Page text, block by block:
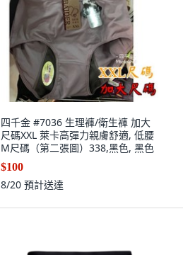
四千金 #7036 生理褲/衛生褲 加大
尺碼XXL 萊卡高彈力親膚舒適, 低腰
M尺碼（第二張圖）338,黑色, 黑色
$100
8/20 預計送達